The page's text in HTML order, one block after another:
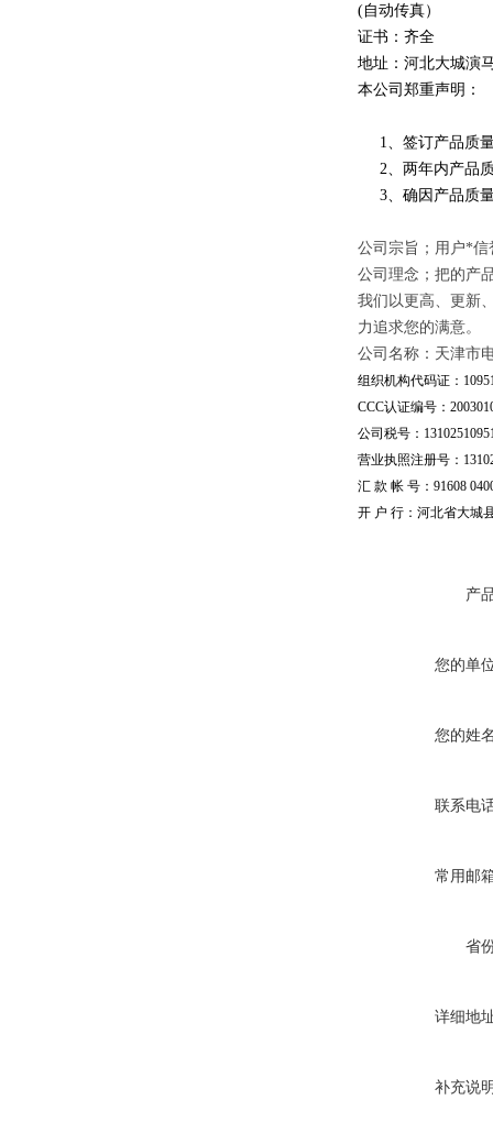
(自动传真）
证书：齐全
地址：河北大城演
本公司郑重声明：
1、签订产品质量
2、两年内产品质
3、确因产品质量
公司宗旨；用户*
公司理念；把的产
我们以更高、更新
力追求您的满意。
公司名称：天津市
组织机构代码证：
CCC认证编号：
公司税号：
营业执照注册号：
汇 款 帐 号：91608
开 户 行：河北省大城
产
您的单
您的姓
联系电
常用邮
省
详细地
补充说